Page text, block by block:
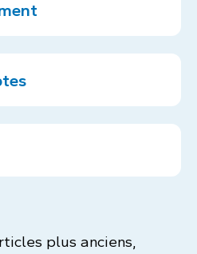
plus anciens,